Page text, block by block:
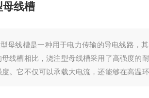
母线槽
母线槽是一种用于电力传输的导电线路，
线槽相比，浇注型母线槽采用了高强度的
。它不仅可以承载大电流，还能够在高温